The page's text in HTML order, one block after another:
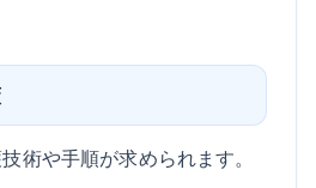
術や手順が求められます。